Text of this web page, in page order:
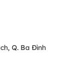
Q. Ba Đình